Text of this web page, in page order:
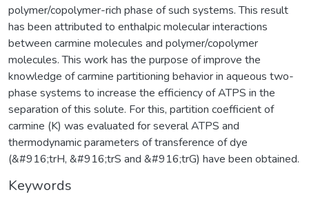
polymer/copolymer-rich phase of such systems. This result
has been attributed to enthalpic molecular interactions
between carmine molecules and polymer/copolymer
molecules. This work has the purpose of improve the
knowledge of carmine partitioning behavior in aqueous two-
phase systems to increase the efficiency of ATPS in the
separation of this solute. For this, partition coefficient of
carmine (K) was evaluated for several ATPS and
thermodynamic parameters of transference of dye
(&#916;trH, &#916;trS and &#916;trG) have been obtained.
Keywords